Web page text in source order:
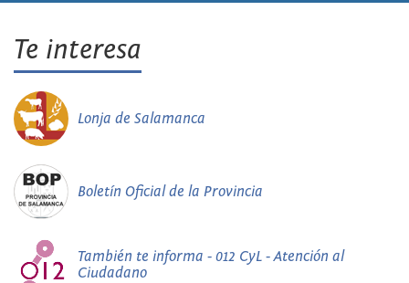
Te interesa
Lonja de Salamanca
Boletín Oficial de la Provincia
También te informa - 012 CyL - Atención al
Ciudadano